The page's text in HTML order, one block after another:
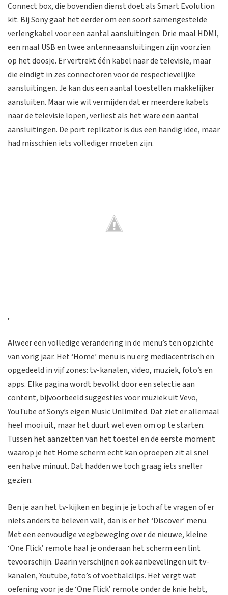
Connect box, die bovendien dienst doet als Smart Evolution
kit. Bij Sony gaat het eerder om een soort samengestelde
verlengkabel voor een aantal aansluitingen. Drie maal HDMI,
een maal USB en twee antenneaansluitingen zijn voorzien
op het doosje. Er vertrekt één kabel naar de televisie, maar
die eindigt in zes connectoren voor de respectievelijke
aansluitingen. Je kan dus een aantal toestellen makkelijker
aansluiten. Maar wie wil vermijden dat er meerdere kabels
naar de televisie lopen, verliest als het ware een aantal
aansluitingen. De port replicator is dus een handig idee, maar
had misschien iets vollediger moeten zijn.
,
Alweer een volledige verandering in de menu’s ten opzichte
van vorig jaar. Het ‘Home’ menu is nu erg mediacentrisch en
opgedeeld in vijf zones: tv-kanalen, video, muziek, foto’s en
apps. Elke pagina wordt bevolkt door een selectie aan
content, bijvoorbeeld suggesties voor muziek uit Vevo,
YouTube of Sony’s eigen Music Unlimited. Dat ziet er allemaal
heel mooi uit, maar het duurt wel even om op te starten.
Tussen het aanzetten van het toestel en de eerste moment
waarop je het Home scherm echt kan oproepen zit al snel
een halve minuut. Dat hadden we toch graag iets sneller
gezien.
Ben je aan het tv-kijken en begin je je toch af te vragen of er
niets anders te beleven valt, dan is er het ‘Discover’ menu.
Met een eenvoudige veegbeweging over de nieuwe, kleine
‘One Flick’ remote haal je onderaan het scherm een lint
tevoorschijn. Daarin verschijnen ook aanbevelingen uit tv-
kanalen, Youtube, foto’s of voetbalclips. Het vergt wat
oefening voor je de ‘One Flick’ remote onder de knie hebt,